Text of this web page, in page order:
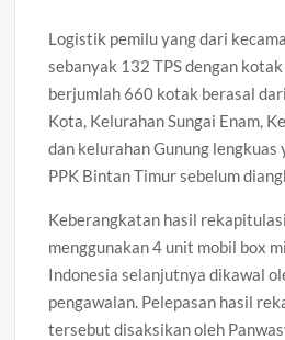
Logistik pemilu yang dari
sebanyak 132 TPS dengan
berjumlah 660 kotak berasal
Kota, Kelurahan Sungai Enam,
dan kelurahan Gunung lengkuas
PPK Bintan Timur sebelum
Keberangkatan hasil
menggunakan 4 unit mobil box
Indonesia selanjutnya dikawal
pengawalan. Pelepasan hasil
tersebut disaksikan oleh